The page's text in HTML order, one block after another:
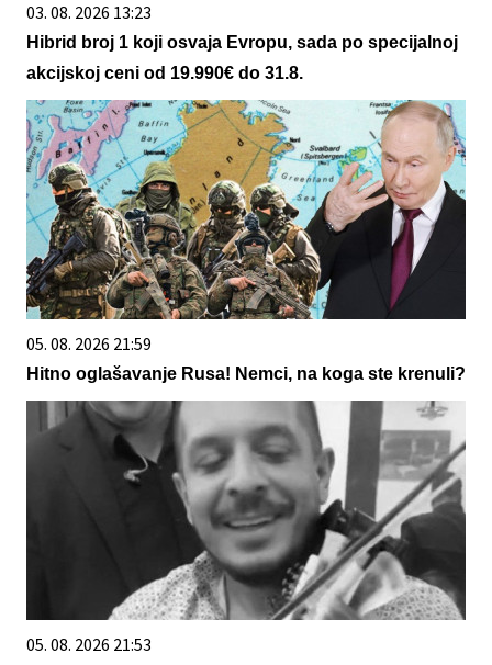
03. 08. 2026 13:23
Hibrid broj 1 koji osvaja Evropu, sada po specijalnoj
akcijskoj ceni od 19.990€ do 31.8.
05. 08. 2026 21:59
Hitno oglašavanje Rusa! Nemci, na koga ste krenuli?
05. 08. 2026 21:53